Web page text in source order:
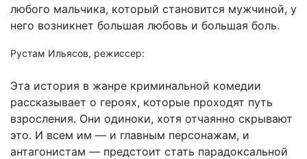
любого мальчика, который становится мужчиной, у
него возникнет большая любовь и большая боль.
Рустам Ильясов, режиссер:
Эта история в жанре криминальной комедии
рассказывает о героях, которые проходят путь
взросления. Они одиноки, хотя отчаянно скрывают
это. И всем им — и главным персонажам, и
антагонистам — предстоит стать парадоксальной